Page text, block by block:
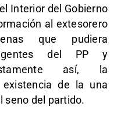
Interior del Gobierno
al extesorero
que pudiera
del PP y
así, la
de la una
seno del partido.